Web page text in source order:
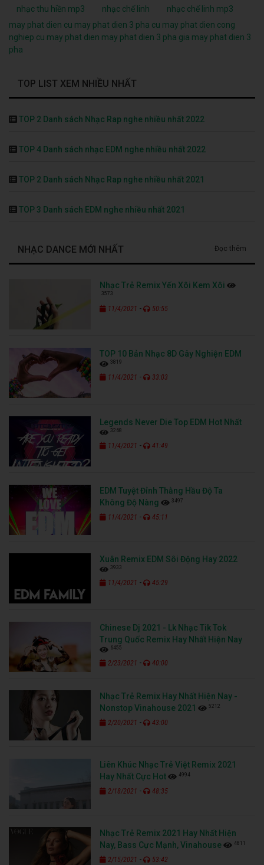
nhạc thu hiền mp3 nhạc chế linh
nhạc chế linh mp3
may phat dien cu may phat dien 3 pha cu may phat dien cong
nghiep cu may phat dien may phat dien 3 pha gia may phat dien 3
pha
TOP LIST XEM NHIỀU NHẤT
TOP 2 Danh sách Nhạc Rap nghe nhiều nhất 2022
TOP 4 Danh sách nhạc EDM nghe nhiều nhất 2022
TOP 2 Danh sách Nhạc Rap nghe nhiều nhất 2021
TOP 3 Danh sách EDM nghe nhiều nhất 2021
NHẠC DANCE MỚI NHẤT Đọc thêm
Nhạc Trẻ Remix Yến Xôi Kem Xôi
3573
11/4/2021 - 50:55
TOP 10 Bản Nhạc 8D Gây Nghiện EDM
3819
11/4/2021 - 33:03
Legends Never Die Top EDM Hot Nhất
3268
11/4/2021 - 41:49
EDM Tuyệt Đỉnh Thằng Hầu Độ Ta
Không Độ Nàng
3497
11/4/2021 - 45:11
Xuân Remix EDM Sôi Động Hay 2022
3933
11/4/2021 - 45:29
Chinese Dj 2021 - Lk Nhạc Tik Tok
Trung Quốc Remix Hay Nhất Hiện Nay
6455
2/23/2021 - 40:00
Nhạc Trẻ Remix Hay Nhất Hiện Nay -
Nonstop Vinahouse 2021
5212
2/20/2021 - 43:00
Liên Khúc Nhạc Trẻ Việt Remix 2021
Hay Nhất Cực Hot
4994
2/18/2021 - 48:35
Nhạc Trẻ Remix 2021 Hay Nhất Hiện
Nay, Bass Cực Mạnh, Vinahouse
4811
2/15/2021 - 53:42